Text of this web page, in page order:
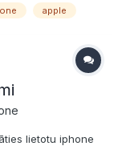
pa veikaliem
apple
lietotu iphone